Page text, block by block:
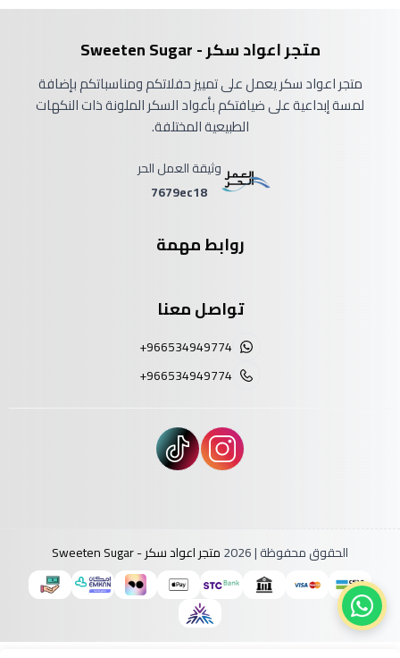
متجر اعواد سكر - Sweeten Sugar
متجر اعواد سكر يعمل على تمييز حفلاتكم ومناسباتكم بإضافة
لمسة إبداعية على ضيافتكم بأعواد السكر الملونة ذات النكهات
الطبيعية المختلفة.
وثيقة العمل الحر
7679ec18
روابط مهمة
تواصل معنا
+966534949774
+966534949774
الحقوق محفوظة | 2026 متجر اعواد سكر - Sweeten Sugar